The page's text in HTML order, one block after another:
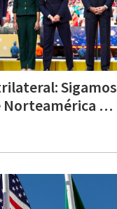
Sigamos
hablando de Norteamérica después del Mundial